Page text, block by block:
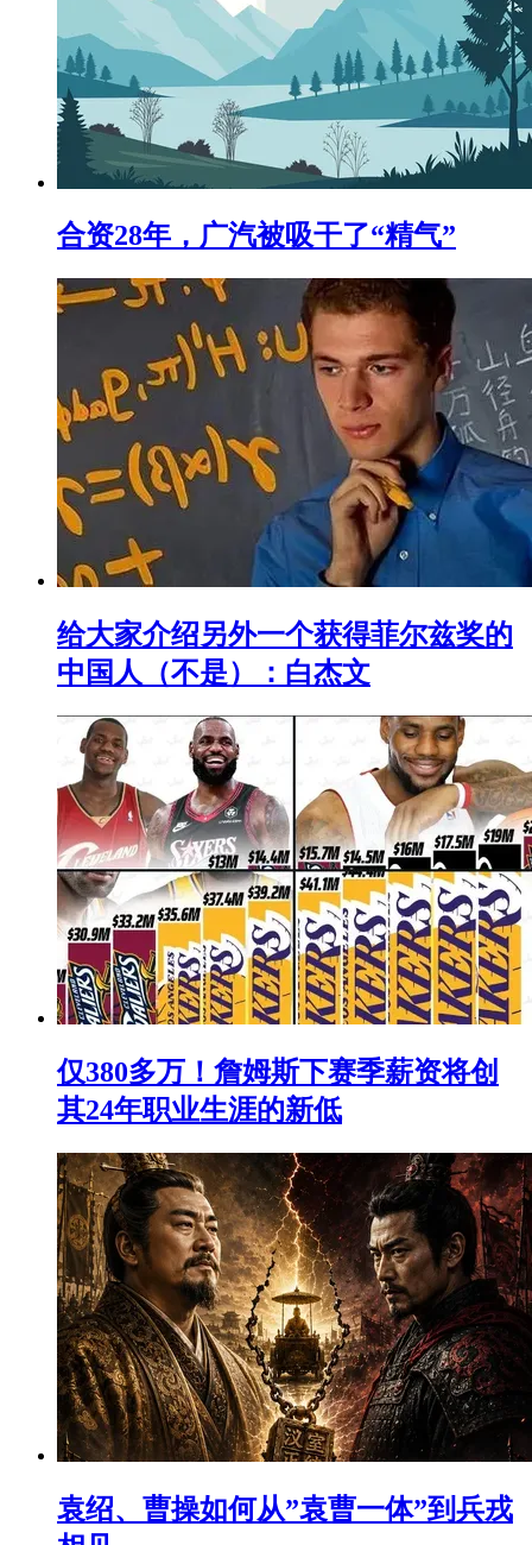
合资28年，广汽被吸干了“精气”
给大家介绍另外一个获得菲尔兹奖的
中国人（不是）：白杰文
仅380多万！詹姆斯下赛季薪资将创
其24年职业生涯的新低
袁绍、曹操如何从”袁曹一体”到兵戎